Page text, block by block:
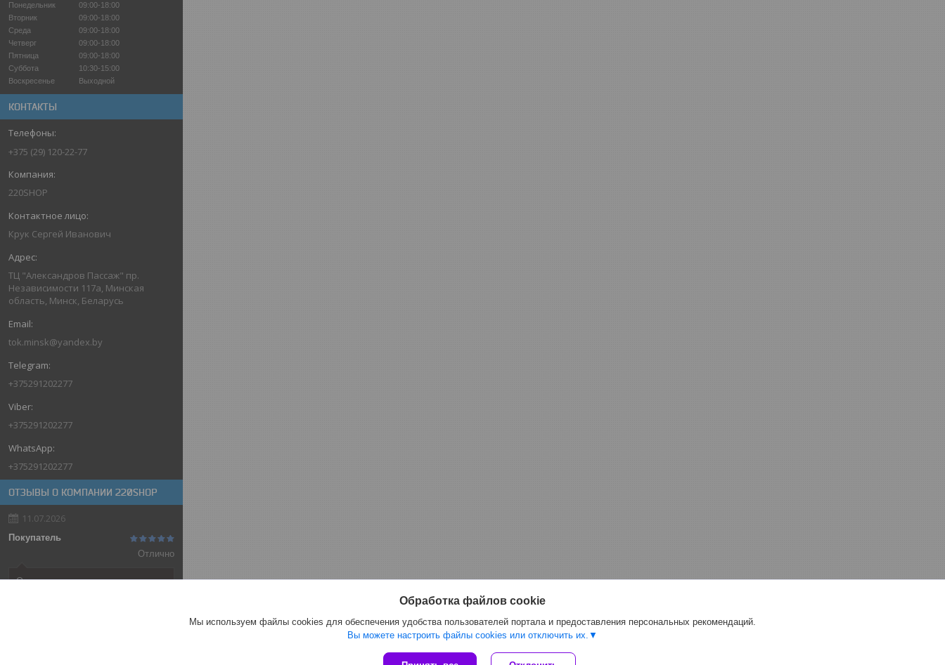
Понедельник
09:00-18:00
Вторник
09:00-18:00
Среда
09:00-18:00
Четверг
09:00-18:00
Пятница
09:00-18:00
Суббота
10:30-15:00
Воскресенье
Выходной
КОНТАКТЫ
+375 (29) 120-22-77
220SHOP
Крук Сергей Иванович
ТЦ "Александров Пассаж" пр.
Независимости 117а, Минская
область, Минск, Беларусь
tok.minsk@yandex.by
+375291202277
+375291202277
+375291202277
ОТЗЫВЫ О КОМПАНИИ 220SHOP
11.07.2026
Покупатель
Отлично
Оригинальные товары автоматов
Обработка файлов cookie
Мы используем файлы cookies для обеспечения удобства пользователей портала и предоставления персональных рекомендаций.
Вы можете настроить файлы cookies или отключить их.